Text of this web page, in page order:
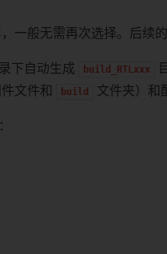
一般无需再次选择。后续
下自动生成 build_RTLxxx
文件和
build 文件夹）和